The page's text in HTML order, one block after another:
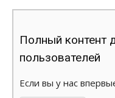
Полный контент
пользователей
Если вы у нас